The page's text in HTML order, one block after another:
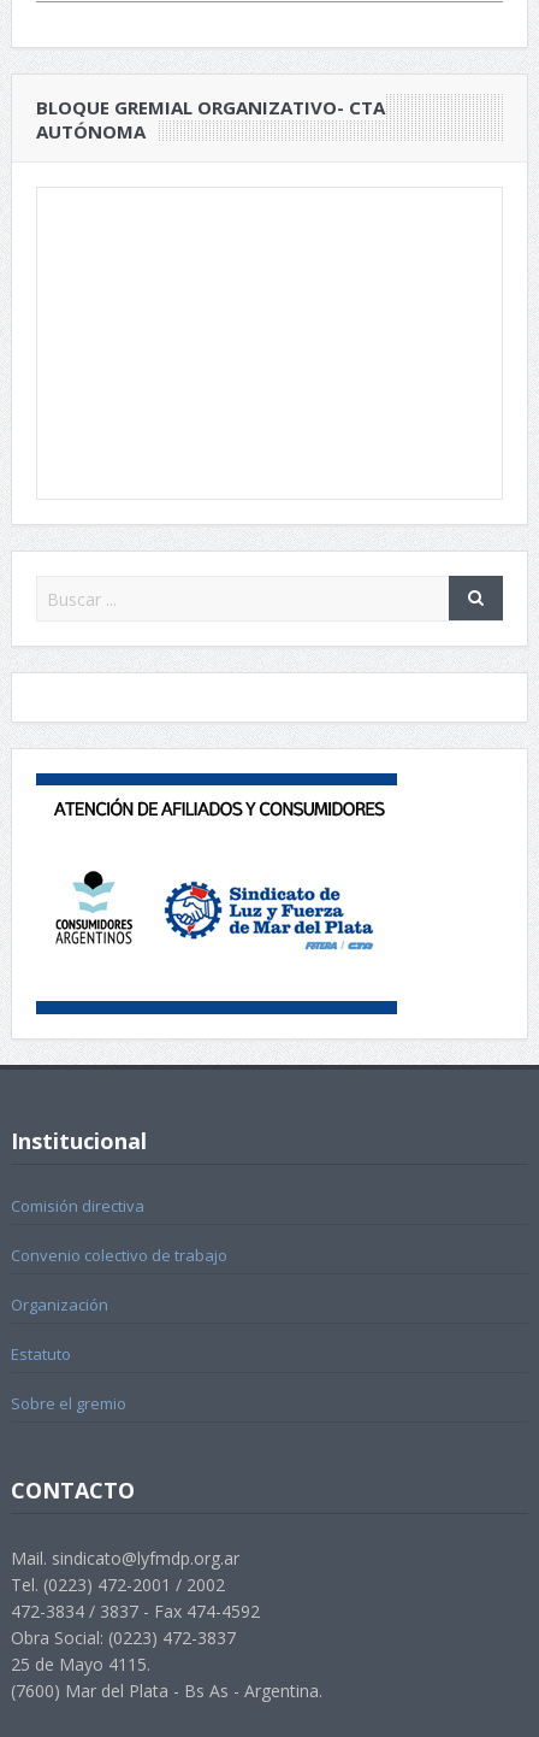
BLOQUE GREMIAL ORGANIZATIVO- CTA
AUTÓNOMA
Institucional
Comisión directiva
Convenio colectivo de trabajo
Organización
Estatuto
Sobre el gremio
CONTACTO
Mail. sindicato@lyfmdp.org.ar
Tel. (0223) 472-2001 / 2002
472-3834 / 3837 - Fax 474-4592
Obra Social: (0223) 472-3837
25 de Mayo 4115.
(7600) Mar del Plata - Bs As - Argentina.